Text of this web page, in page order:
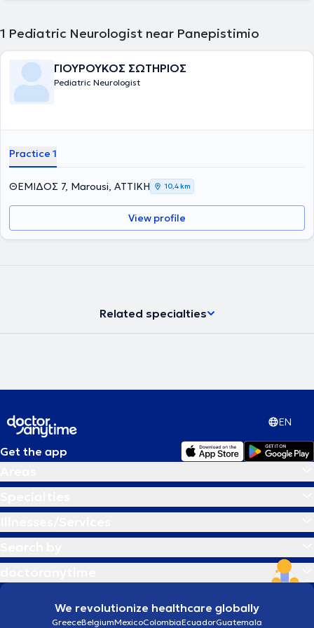
1 Pediatric Neurologist near Panepistimio
ΓΙΟΥΡΟΥΚΟΣ ΣΩΤΗΡΙΟΣ
Pediatric Neurologist
Practice 1
ΘΕΜΙΔΟΣ 7, Marousi, ΑΤΤΙΚΗ 10,4 km
View profile
Related specialties
EN
Get the app
We revolutionize healthcare globally
GreeceBelgiumMexicoColombiaEcuadorGuatemala